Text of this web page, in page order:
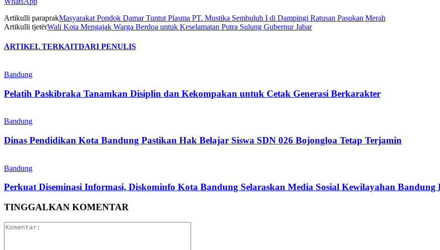
Artikulli paraprakMasyarakat Pondok Damar Tuntut Plasma PT. Mustika Sembuluh I di Dampingi Ratusan Pasukan Merah
Artikulli tjetërWali Kota Mengajak Warga Berdoa untuk Keselamatan Putra Sulung Gubernur Jabar
ARTIKEL TERKAITDARI PENULIS
Bandung
Pelatih Paskibraka Tanamkan Disiplin dan Kekompakan untuk Cetak Generasi Berkarakter
Bandung
Dinas Pendidikan Kota Bandung Pastikan Hak Belajar Siswa SDN 026 Bojongloa Tetap Terjamin
Bandung
Perkuat Diseminasi Informasi, Diskominfo Kota Bandung Selaraskan Media Sosial Kewilayahan Bandung
TINGGALKAN KOMENTAR